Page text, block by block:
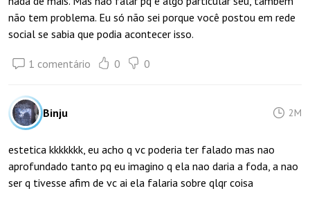
não tem problema. Eu só não sei porque você postou em rede
social se sabia que podia acontecer isso.
1 comentário 0 0
Binju 2M
estetica kkkkkkk, eu acho q vc poderia ter falado mas nao
aprofundado tanto pq eu imagino q ela nao daria a foda, a nao
ser q tivesse afim de vc ai ela falaria sobre qlqr coisa